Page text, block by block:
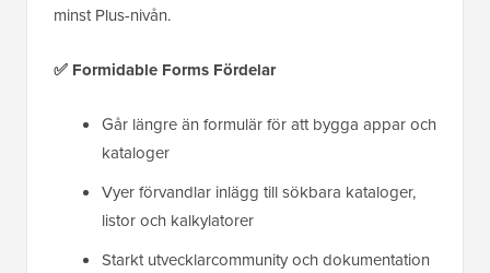
minst Plus-nivån.
✅ Formidable Forms Fördelar
Går längre än formulär för att bygga appar och
kataloger
Vyer förvandlar inlägg till sökbara kataloger,
listor och kalkylatorer
Starkt utvecklarcommunity och dokumentation